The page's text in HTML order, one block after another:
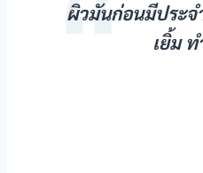
ผิวมันก่อนมีประจ
เยิ้ม ท